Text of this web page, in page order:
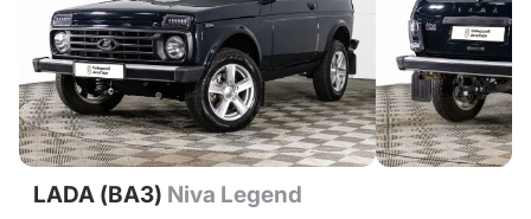
LADA (ВАЗ) Niva Legend